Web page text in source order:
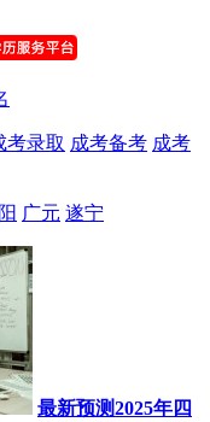
考录取 成考备考 成考
广元 遂宁
最新预测2025年四